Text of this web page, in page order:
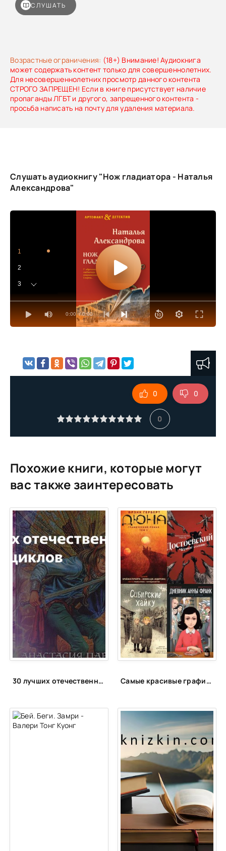
Возрастные ограничения: (18+) Внимание! Аудиокнига
может содержать контент только для совершеннолетних.
Для несовершеннолетних просмотр данного контента
СТРОГО ЗАПРЕЩЕН! Если в книге присутствует наличие
пропаганды ЛГБТ и другого, запрещенного контента -
просьба написать на почту для удаления материала.
СЛУШАТЬ
Слушать аудиокнигу "Нож гладиатора - Наталья
Александрова"
0:00 / 0:00
1
2
3
4
17
18
19
20
21
22
23
24
26
30
0
0 0
Похожие книги, которые могут
вас также заинтересовать
30 лучших отечественных фэнтези циклов Самые красивые графические романы